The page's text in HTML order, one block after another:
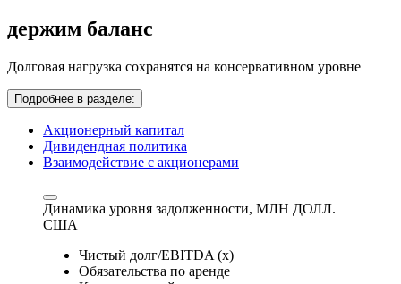
держим баланс
Долговая нагрузка сохранятся на консервативном уровне
Подробнее в разделе:
Акционерный капитал
Дивидендная политика
Взаимодействие с акционерами
Динамика уровня задолженности, МЛН ДОЛЛ.
США
Чистый долг/EBITDA (x)
Обязательства по аренде